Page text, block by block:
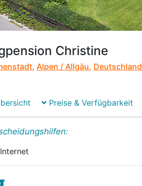
Christine
,Alpen / Allgäu, Deutschland
Preise & Verfügbarkeit
Internet
Internet